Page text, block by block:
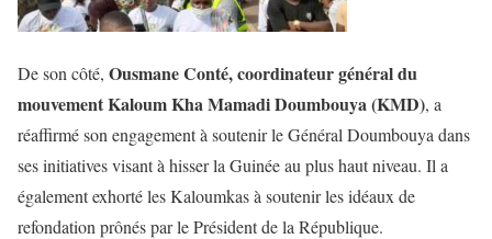
De son côté, Ousmane Conté, coordinateur général du
mouvement Kaloum Kha Mamadi Doumbouya (KMD), a
réaffirmé son engagement à soutenir le Général Doumbouya dans
ses initiatives visant à hisser la Guinée au plus haut niveau. Il a
également exhorté les Kaloumkas à soutenir les idéaux de
refondation prônés par le Président de la République.